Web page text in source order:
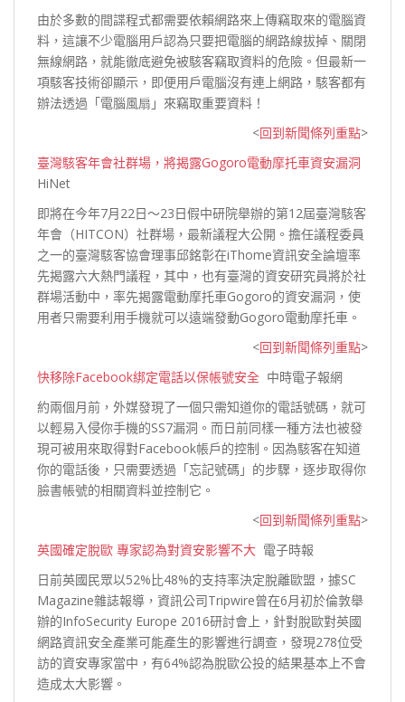
由於多數的間諜程式都需要依賴網路來上傳竊取來的電腦資
料，這讓不少電腦用戶認為只要把電腦的網路線拔掉、關閉
無線網路，就能徹底避免被駭客竊取資料的危險。但最新一
項駭客技術卻顯示，即便用戶電腦沒有連上網路，駭客都有
辦法透過「電腦風扇」來竊取重要資料！
<回到新聞條列重點>
臺灣駭客年會社群場，將揭露Gogoro電動摩托車資安漏洞
HiNet
即將在今年7月22日～23日假中研院舉辦的第12屆臺灣駭客
年會（HITCON）社群場，最新議程大公開。擔任議程委員
之一的臺灣駭客協會理事邱銘彰在iThome資訊安全論壇率
先揭露六大熱門議程，其中，也有臺灣的資安研究員將於社
群場活動中，率先揭露電動摩托車Gogoro的資安漏洞，使
用者只需要利用手機就可以遠端發動Gogoro電動摩托車。
<回到新聞條列重點>
快移除Facebook綁定電話以保帳號安全 中時電子報網
約兩個月前，外媒發現了一個只需知道你的電話號碼，就可
以輕易入侵你手機的SS7漏洞。而日前同樣一種方法也被發
現可被用來取得對Facebook帳戶的控制。因為駭客在知道
你的電話後，只需要透過「忘記號碼」的步驟，逐步取得你
臉書帳號的相關資料並控制它。
<回到新聞條列重點>
英國確定脫歐 專家認為對資安影響不大 電子時報
日前英國民眾以52%比48%的支持率決定脫離歐盟，據SC
Magazine雜誌報導，資訊公司Tripwire曾在6月初於倫敦舉
辦的InfoSecurity Europe 2016研討會上，針對脫歐對英國
網路資訊安全產業可能產生的影響進行調查，發現278位受
訪的資安專家當中，有64%認為脫歐公投的結果基本上不會
造成太大影響。